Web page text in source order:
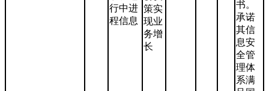
行中进
程信息
策实
现业
务增
长
书。
承诺
其信
息安
全管
理体
系满